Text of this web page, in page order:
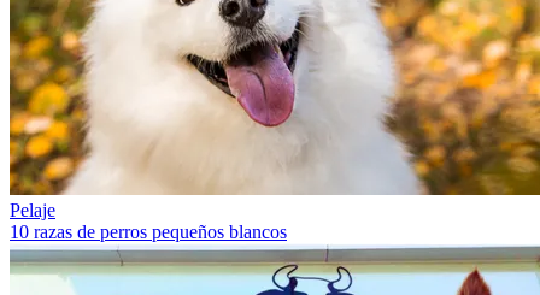
Pelaje
10 razas de perros pequeños blancos